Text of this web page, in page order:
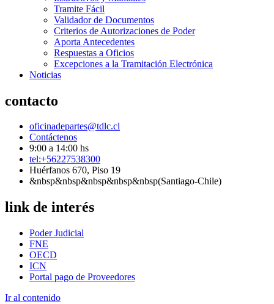
Tramite Fácil
Validador de Documentos
Criterios de Autorizaciones de Poder
Aporta Antecedentes
Respuestas a Oficios
Excepciones a la Tramitación Electrónica
Noticias
contacto
oficinadepartes@tdlc.cl
Contáctenos
9:00 a 14:00 hs
tel:+56227538300
Huérfanos 670, Piso 19
&nbsp&nbsp&nbsp&nbsp&nbsp(Santiago-Chile)
link de interés
Poder Judicial
FNE
OECD
ICN
Portal pago de Proveedores
Ir al contenido